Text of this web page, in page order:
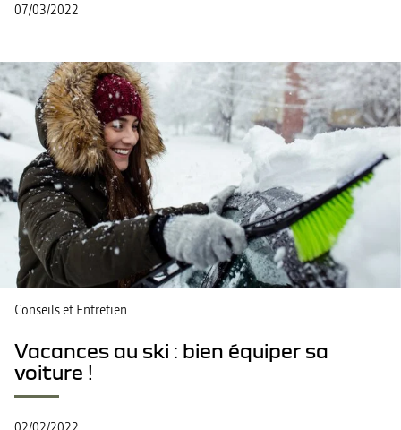
07/03/2022
Conseils et Entretien
Vacances au ski : bien équiper sa
voiture !